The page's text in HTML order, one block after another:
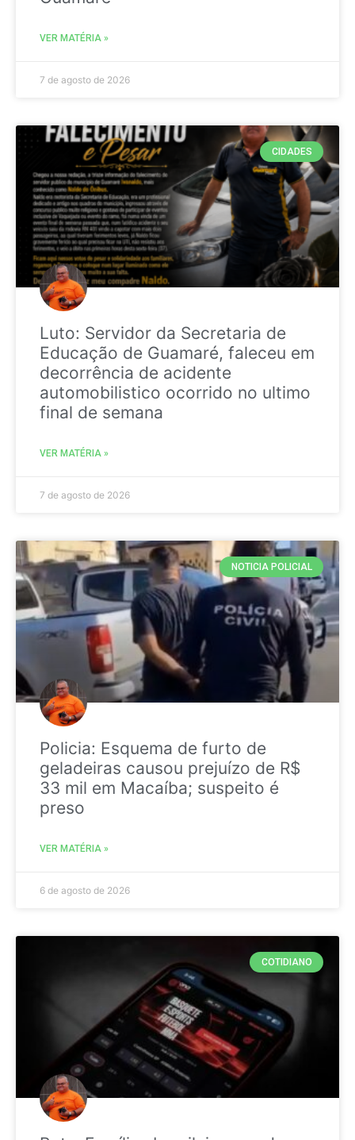
VER MATÉRIA »
7 de agosto de 2026
CIDADES
Luto: Servidor da Secretaria de
Educação de Guamaré, faleceu em
decorrência de acidente
automobilistico ocorrido no ultimo
final de semana
VER MATÉRIA »
7 de agosto de 2026
NOTICIA POLICIAL
Policia: Esquema de furto de
geladeiras causou prejuízo de R$
33 mil em Macaíba; suspeito é
preso
VER MATÉRIA »
6 de agosto de 2026
COTIDIANO